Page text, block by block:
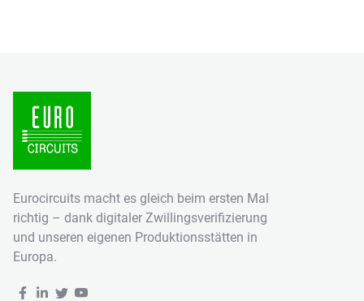
Eurocircuits macht es gleich beim ersten Mal
richtig – dank digitaler Zwillingsverifizierung
und unseren eigenen Produktionsstätten in
Europa.